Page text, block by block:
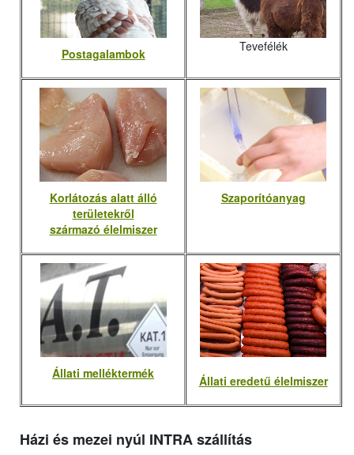
Postagalambok Tevefélék
Korlátozás alatt álló
területekről
származó élelmiszer
Szaporítóanyag
Állati melléktermék Állati eredetű élelmiszer
Házi és mezei nyúl INTRA szállítás